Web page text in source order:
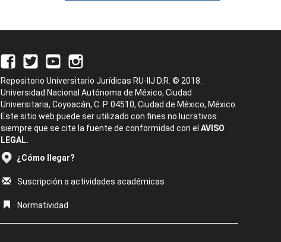
Repositorio Universitario Jurídicas RU-IIJ D.R. © 2018.
Universidad Nacional Autónoma de México, Ciudad
Universitaria, Coyoacán, C. P. 04510, Ciudad de México, México.
Este sitio web puede ser utilizado con fines no lucrativos
siempre que se cite la fuente de conformidad con el AVISO
LEGAL.
¿Cómo llegar?
Suscripción a actividades académicas
Normatividad